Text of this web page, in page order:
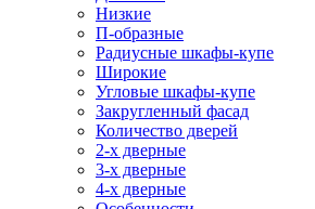
Низкие
П-образные
Радиусные шкафы-купе
Широкие
Угловые шкафы-купе
Закругленный фасад
Количество дверей
2-х дверные
3-х дверные
4-х дверные